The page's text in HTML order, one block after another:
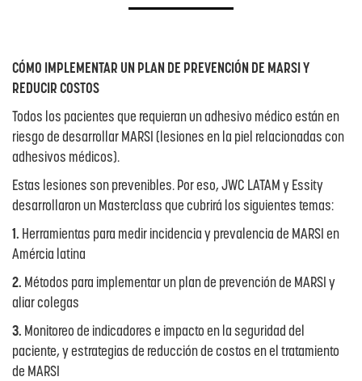
CÓMO IMPLEMENTAR UN PLAN DE PREVENCIÓN DE MARSI Y
REDUCIR COSTOS
Todos los pacientes que requieran un adhesivo médico están en
riesgo de desarrollar MARSI (lesiones en la piel relacionadas con
adhesivos médicos).
Estas lesiones son prevenibles. Por eso, JWC LATAM y Essity
desarrollaron un Masterclass que cubrirá los siguientes temas:
1. Herramientas para medir incidencia y prevalencia de MARSI en
Amércia latina
2. Métodos para implementar un plan de prevención de MARSI y
aliar colegas
3. Monitoreo de indicadores e impacto en la seguridad del
paciente, y estrategias de reducción de costos en el tratamiento
de MARSI